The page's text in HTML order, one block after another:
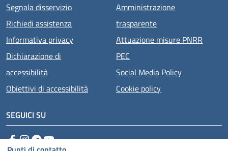
Segnala disservizio
Richiedi assistenza
Informativa privacy
Dichiarazione di
accessibilità
Obiettivi di accessibilità
Amministrazione
trasparente
Attuazione misure PNRR
PEC
Social Media Policy
Cookie policy
SEGUICI SU
Facebook
Instagram
Telegram
YouTube